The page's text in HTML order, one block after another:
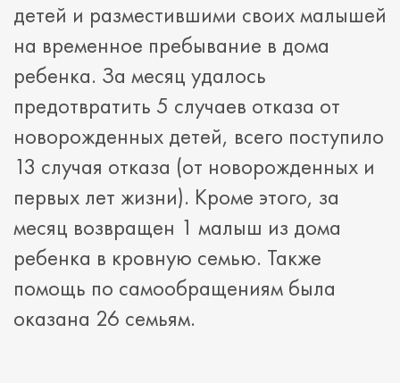
детей и разместившими своих малышей
на временное пребывание в дома
ребенка. За месяц удалось
предотвратить 5 случаев отказа от
новорожденных детей, всего поступило
13 случая отказа (от новорожденных и
первых лет жизни). Кроме этого, за
месяц возвращен 1 малыш из дома
ребенка в кровную семью. Также
помощь по самообращениям была
оказана 26 семьям.